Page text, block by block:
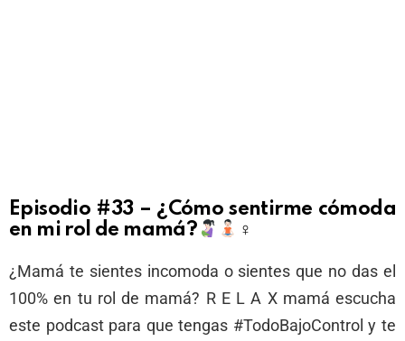
Episodio #33 – ¿Cómo sentirme cómoda
en mi rol de mamá?
‍♀
¿Mamá te sientes incomoda o sientes que no das el
100% en tu rol de mamá? R E L A X mamá escucha
este podcast para que tengas #TodoBajoControl y te